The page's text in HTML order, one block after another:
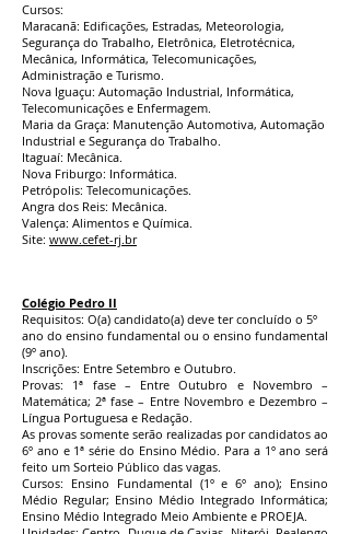
Cursos:
Maracanã: Edificações, Estradas, Meteorologia,
Segurança do Trabalho, Eletrônica, Eletrotécnica,
Mecânica, Informática, Telecomunicações,
Administração e Turismo.
Nova Iguaçu: Automação Industrial, Informática,
Telecomunicações e Enfermagem.
Maria da Graça: Manutenção Automotiva, Automação
Industrial e Segurança do Trabalho.
Itaguaí: Mecânica.
Nova Friburgo: Informática.
Petrópolis: Telecomunicações.
Angra dos Reis: Mecânica.
Valença: Alimentos e Química.
Site: www.cefet-rj.br
Colégio Pedro II
Requisitos: O(a) candidato(a) deve ter concluído o 5º
ano do ensino fundamental ou o ensino fundamental
(9º ano).
Inscrições: Entre Setembro e Outubro.
Provas: 1ª fase – Entre Outubro e Novembro –
Matemática; 2ª fase – Entre Novembro e Dezembro –
Língua Portuguesa e Redação.
As provas somente serão realizadas por candidatos ao
6º ano e 1ª série do Ensino Médio. Para a 1º ano será
feito um Sorteio Público das vagas.
Cursos: Ensino Fundamental (1º e 6º ano); Ensino
Médio Regular; Ensino Médio Integrado Informática;
Ensino Médio Integrado Meio Ambiente e PROEJA.